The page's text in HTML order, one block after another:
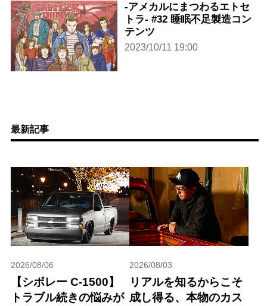
-アメカルにまつわるエトセ
トラ- #32 睡眠不足製造コン
テンツ
2023/10/11 19:00
最新記事
2026/08/06
【シボレー C-1500】
トラブル続きの悩みが
2026/08/03
リアルを知るからこそ
成し得る、本物のカス